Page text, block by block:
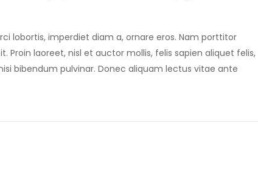
lobortis, imperdiet diam a, ornare eros. Nam porttitor
Proin laoreet, nisl et auctor mollis, felis sapien aliquet felis,
bibendum pulvinar. Donec aliquam lectus vitae ante